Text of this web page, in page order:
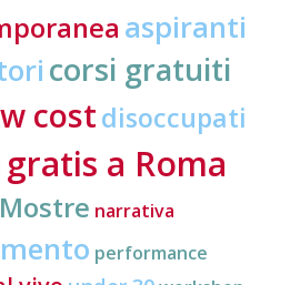
aspiranti
corsi gratuiti
costdisoccupati
gratis a Roma
Mostre narrativa
performance